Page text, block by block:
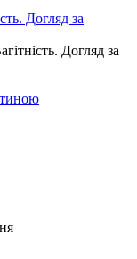
Догляд за
Догляд за